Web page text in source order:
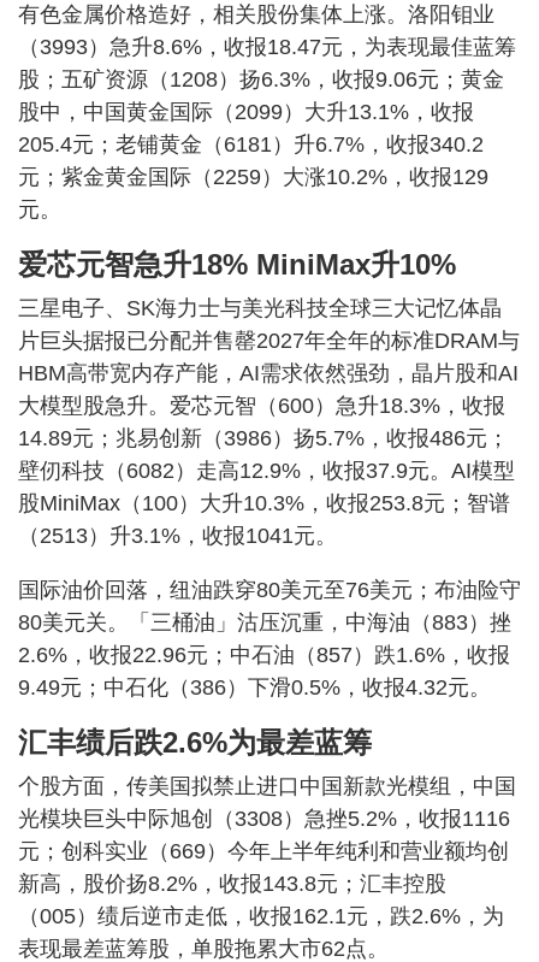
有色金属价格造好，相关股份集体上涨。洛阳钼业
（3993）急升8.6%，收报18.47元，为表现最佳蓝筹
股；五矿资源（1208）扬6.3%，收报9.06元；黄金
股中，中国黄金国际（2099）大升13.1%，收报
205.4元；老铺黄金（6181）升6.7%，收报340.2
元；紫金黄金国际（2259）大涨10.2%，收报129
元。
爱芯元智急升18% MiniMax升10%
三星电子、SK海力士与美光科技全球三大记忆体晶
片巨头据报已分配并售罄2027年全年的标准DRAM与
HBM高带宽内存产能，AI需求依然强劲，晶片股和AI
大模型股急升。爱芯元智（600）急升18.3%，收报
14.89元；兆易创新（3986）扬5.7%，收报486元；
壁仞科技（6082）走高12.9%，收报37.9元。AI模型
股MiniMax（100）大升10.3%，收报253.8元；智谱
（2513）升3.1%，收报1041元。
国际油价回落，纽油跌穿80美元至76美元；布油险守
80美元关。「三桶油」沽压沉重，中海油（883）挫
2.6%，收报22.96元；中石油（857）跌1.6%，收报
9.49元；中石化（386）下滑0.5%，收报4.32元。
汇丰绩后跌2.6%为最差蓝筹
个股方面，传美国拟禁止进口中国新款光模组，中国
光模块巨头中际旭创（3308）急挫5.2%，收报1116
元；创科实业（669）今年上半年纯利和营业额均创
新高，股价扬8.2%，收报143.8元；汇丰控股
（005）绩后逆市走低，收报162.1元，跌2.6%，为
表现最差蓝筹股，单股拖累大市62点。